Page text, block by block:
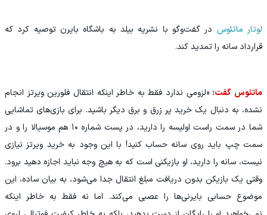
لوتار ماتئوس در گفت‌وگو با نشریه بیلد به باشگاه بایرن توصیه کرد که
قرارداد سانه را تمدید کند.
ماتئوس گفت: «لزومی ندارد فقط به خاطر اینکه انتقال فلورین ویرتز انجام
نشده، به دنبال یک خرید پر زرق و برق دیگر باشید. برای بازی‌های تماشایی
شما در سمت راست اولیسه را دارید، در پست شماره ۱۰ هم موسیالا را و در
سمت چپ باید روی سانه حساب کنید! با این وجود به خرید ویرتز نیازی
نیست، سانه را دارید، او بازیکنی است که به هیچ وجه نباید اجازه دهید برود.
وقتی یک بازیکن بدون دریافت مبلغ انتقال جدا می‌شود، به بیان ساده، این
موضوع حسابی بایرنی‌ها را عصبی می‌کند. اما نه فقط به خاطر اینکه